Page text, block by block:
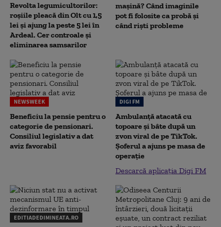
Revolta legumicultorilor:
roșiile pleacă din Olt cu 1,5
lei și ajung la peste 5 lei în
Ardeal. Cer controale și
eliminarea samsarilor
mașină? Când imaginile
pot fi folosite ca probă și
când riști probleme
NEWSWEEK
Beneficiu la pensie pentru o
categorie de pensionari.
Consiliul legislativ a dat
aviz favorabil
DIGI FM
Ambulanță atacată cu
topoare și bâte după un
zvon viral de pe TikTok.
Șoferul a ajuns pe masa de
operație
Descarcă aplicația Digi FM
EDITIADEDIMINEATA.RO